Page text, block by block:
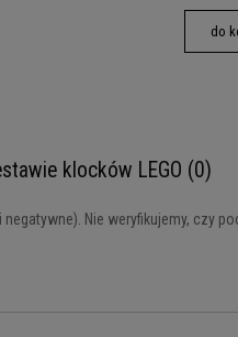
do
klocków LEGO (0)
Nie weryfikujemy, czy